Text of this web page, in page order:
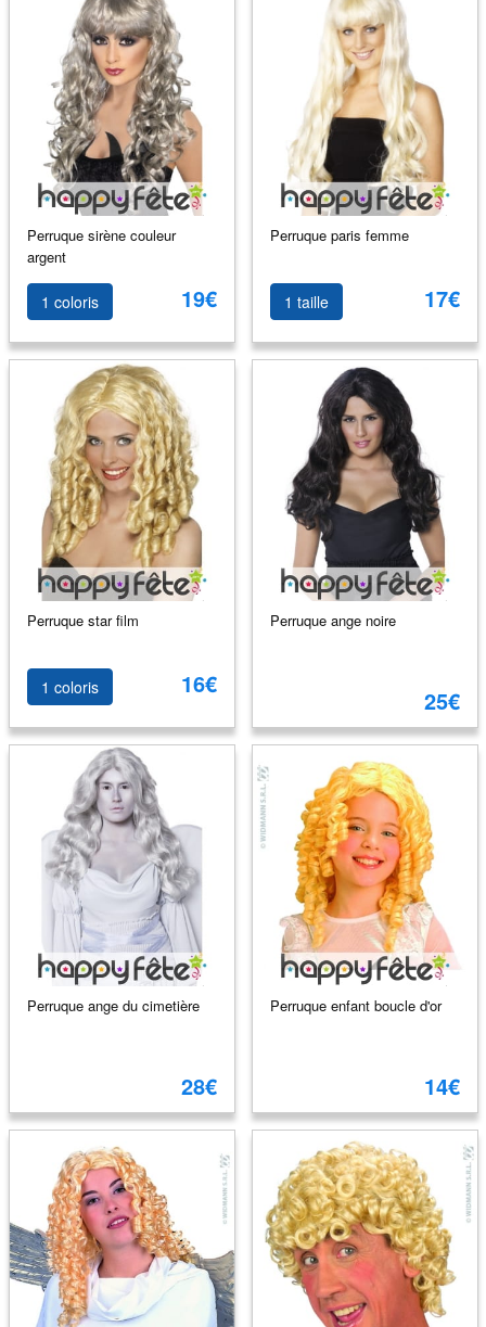
Perruque sirène couleur
argent
1 coloris 19€
Perruque paris femme
1 taille 17€
Perruque star film
1 coloris 16€
Perruque ange noire
25€
Perruque ange du cimetière
28€
Perruque enfant boucle d'or
14€